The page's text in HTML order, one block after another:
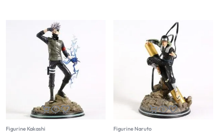
Figurine Kakashi Figurine Naruto